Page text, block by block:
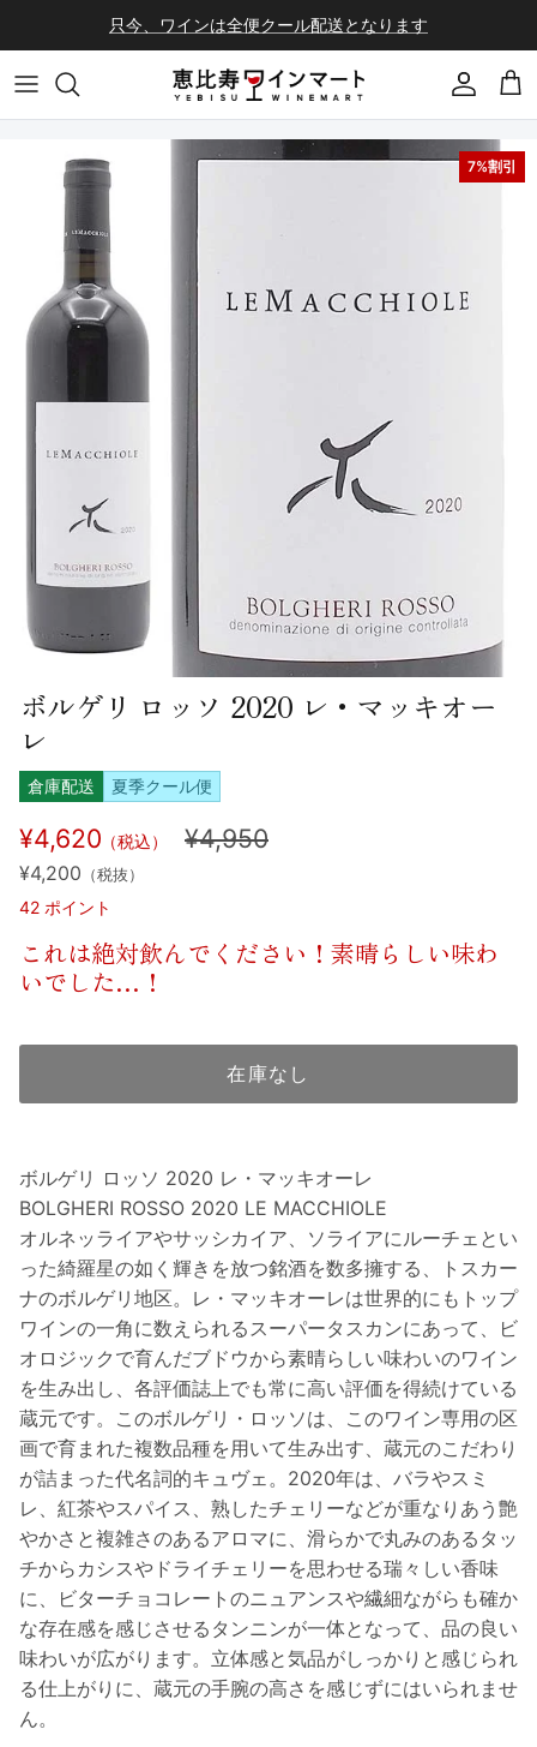
コンテンツへスキップ只今、ワインは全便クール配送となります
会員登
カ
7%割引
ボルゲリ ロッソ 2020 レ・マッキオー
レ
倉庫配送 夏季クール便
¥4,620 （税込） ¥4,950
¥4,200 （税抜）
42 ポイント
これは絶対飲んでください！素晴らしい味わ
いでした…！
在庫なし
ボルゲリ ロッソ 2020 レ・マッキオーレ
BOLGHERI ROSSO 2020 LE MACCHIOLE
オルネッライアやサッシカイア、ソライアにルーチェとい
った綺羅星の如く輝きを放つ銘酒を数多擁する、トスカー
ナのボルゲリ地区。レ・マッキオーレは世界的にもトップ
ワインの一角に数えられるスーパータスカンにあって、ビ
オロジックで育んだブドウから素晴らしい味わいのワイン
を生み出し、各評価誌上でも常に高い評価を得続けている
蔵元です。このボルゲリ・ロッソは、このワイン専用の区
画で育まれた複数品種を用いて生み出す、蔵元のこだわり
が詰まった代名詞的キュヴェ。2020年は、バラやスミ
レ、紅茶やスパイス、熟したチェリーなどが重なりあう艶
やかさと複雑さのあるアロマに、滑らかで丸みのあるタッ
チからカシスやドライチェリーを思わせる瑞々しい香味
に、ビターチョコレートのニュアンスや繊細ながらも確か
な存在感を感じさせるタンニンが一体となって、品の良い
味わいが広がります。立体感と気品がしっかりと感じられ
る仕上がりに、蔵元の手腕の高さを感じずにはいられませ
ん。